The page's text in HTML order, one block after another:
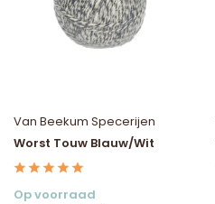
Van Beekum Specerijen
Worst Touw Blauw/Wit
Op voorraad